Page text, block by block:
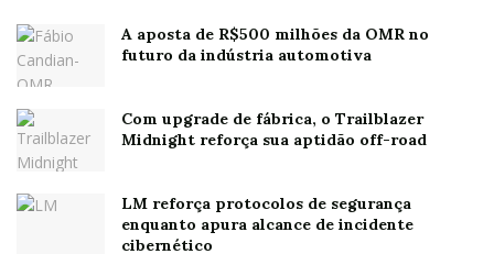
A aposta de R$500 milhões da OMR no
futuro da indústria automotiva
Com upgrade de fábrica, o Trailblazer
Midnight reforça sua aptidão off-road
LM reforça protocolos de segurança
enquanto apura alcance de incidente
cibernético